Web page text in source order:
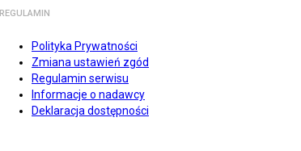
REGULAMIN
Polityka Prywatności
Zmiana ustawień zgód
Regulamin serwisu
Informacje o nadawcy
Deklaracja dostępności